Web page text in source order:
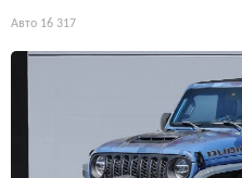
Авто 16 317